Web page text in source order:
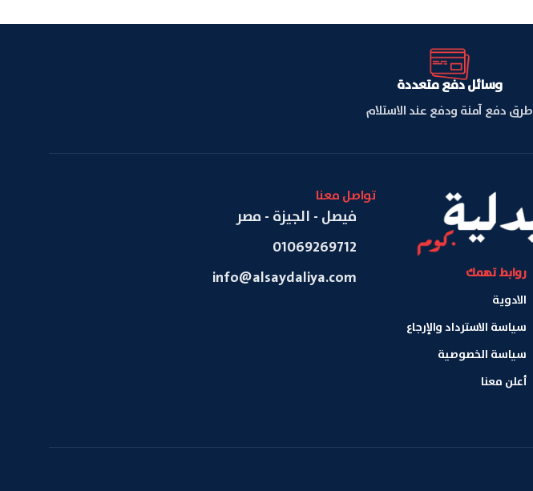
وسائل دفع متعددة
طرق دفع آمنة ودفع عند الاستلام
روابط تهمك
الادوية
سياسة الاسترداد والإرجاع
سياسة الخصوصية
أعلن معنا
تواصل معنا
فيصل - الجيزة - مصر
01069269712
info@alsaydaliya.com